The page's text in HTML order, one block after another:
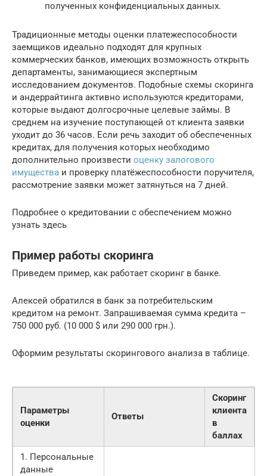
полученных конфиденциальных данных.
Традиционные методы оценки платежеспособности
заемщиков идеально подходят для крупных
коммерческих банков, имеющих возможность открыть
департаменты, занимающиеся экспертным
исследованием документов. Подобные схемы скоринга
и андеррайтинга активно используются кредиторами,
которые выдают долгосрочные целевые займы. В
среднем на изучение поступающей от клиента заявки
уходит до 36 часов. Если речь заходит об обеспеченных
кредитах, для получения которых необходимо
дополнительно произвести оценку залогового
имущества и проверку платёжеспособности поручителя,
рассмотрение заявки может затянуться на 7 дней.
Подробнее о кредитовании с обеспечением можно
узнать здесь
Пример работы скоринга
Приведем пример, как работает скоринг в банке.
Алексей обратился в банк за потребительским
кредитом на ремонт. Запрашиваемая сумма кредита –
750 000 руб. (10 000 $ или 290 000 грн.).
Оформим результаты скорингового анализа в таблице.
Параметры
оценки
Ответы
Скоринг
клиента
в
баллах
1. Персональные
данные